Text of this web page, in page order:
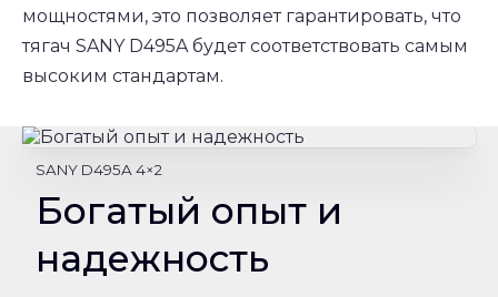
мощностями, это позволяет гарантировать, что
тягач SANY D495A будет соответствовать самым
высоким стандартам.
SANY D495A 4×2
Богатый опыт и
надежность